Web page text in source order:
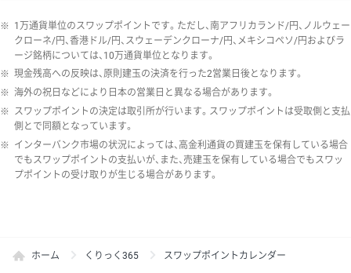
※ 1万通貨単位のスワップポイントです。ただし、南アフリカランド/円、ノルウェー
クローネ/円、香港ドル/円、スウェーデンクローナ/円、メキシコペソ/円およびラ
ージ銘柄については、10万通貨単位となります。
※ 現金残高への反映は、原則建玉の決済を行った2営業日後となります。
※ 海外の祝日などにより日本の営業日と異なる場合があります。
※ スワップポイントの決定は取引所が行います。スワップポイントは受取側と支払
側とで同額となっています。
※ インターバンク市場の状況によっては、高金利通貨の買建玉を保有している場合
でもスワップポイントの支払いが、また、売建玉を保有している場合でもスワッ
プポイントの受け取りが生じる場合があります。
ホーム くりっく365 スワップポイントカレンダー